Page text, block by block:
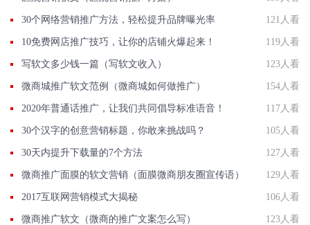
30个网络营销推广方法，轻松提升品牌曝光率 121人看
10免费网店推广技巧，让你的店铺火爆起来！ 119人看
写软文多少钱一篇（写软文收入） 123人看
微商城推广软文范例（微商城如何做推广） 154人看
2020年普通话推广，让我们共同倡导标准语音！ 117人看
30个汉字的创意营销标题，你敢来挑战吗？ 105人看
30天内提升下载量的7个方法 127人看
微商推广面膜的软文营销（面膜微商朋友圈宣传语） 129人看
2017互联网营销模式大揭秘 106人看
微商推广软文（微商的推广文案怎么写） 123人看